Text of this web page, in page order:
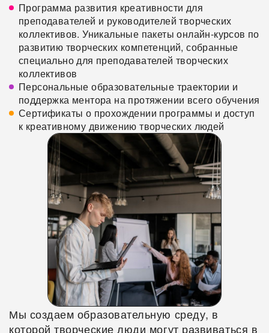
Программа развития креативности для
преподавателей и руководителей творческих
коллективов. Уникальные пакеты онлайн-курсов по
развитию творческих компетенций, собранные
специально для преподавателей творческих
коллективов
Персональные образовательные траектории и
поддержка ментора на протяжении всего обучения
Сертификаты о прохождении программы и доступ
к креативному движению творческих людей
Мы создаем образовательную среду, в
которой творческие люди могут развиваться в